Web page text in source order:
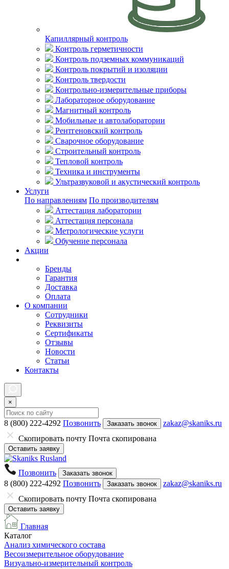
Капиллярный контроль
Контроль герметичности
Контроль подземных коммуникаций
Контроль покрытий и изоляции
Контроль твердости
Контрольно-измерительные приборы
Лабораторное оборудование
Магнитный контроль
Мобильные и автолаборатории
Рентгеновский контроль
Сварочное оборудование
Строительный контроль
Тепловой контроль
Техника и инструменты
Ультразвуковой и акустический контроль
Услуги
По направлениям По производителям
Аттестация лаборатории
Аттестация персонала
Метрологические услуги
Обучение персонала
Акции
Бренды
Гарантия
Доставка
Оплата
О компании
Сотрудники
Реквизиты
Сертификаты
Отзывы
Новости
Статьи
Контакты
×
8 (800) 222-4292 Позвонить Заказать звонок
zakaz@skaniks.ru
Скопировать почту Почта скопирована
Оставить заявку
Позвонить Заказать звонок
8 (800) 222-4292 Позвонить Заказать звонок
zakaz@skaniks.ru
Скопировать почту Почта скопирована
Оставить заявку
Главная
Каталог
Анализ химического состава
Весоизмерительное оборудование
Визуально-измерительный контроль